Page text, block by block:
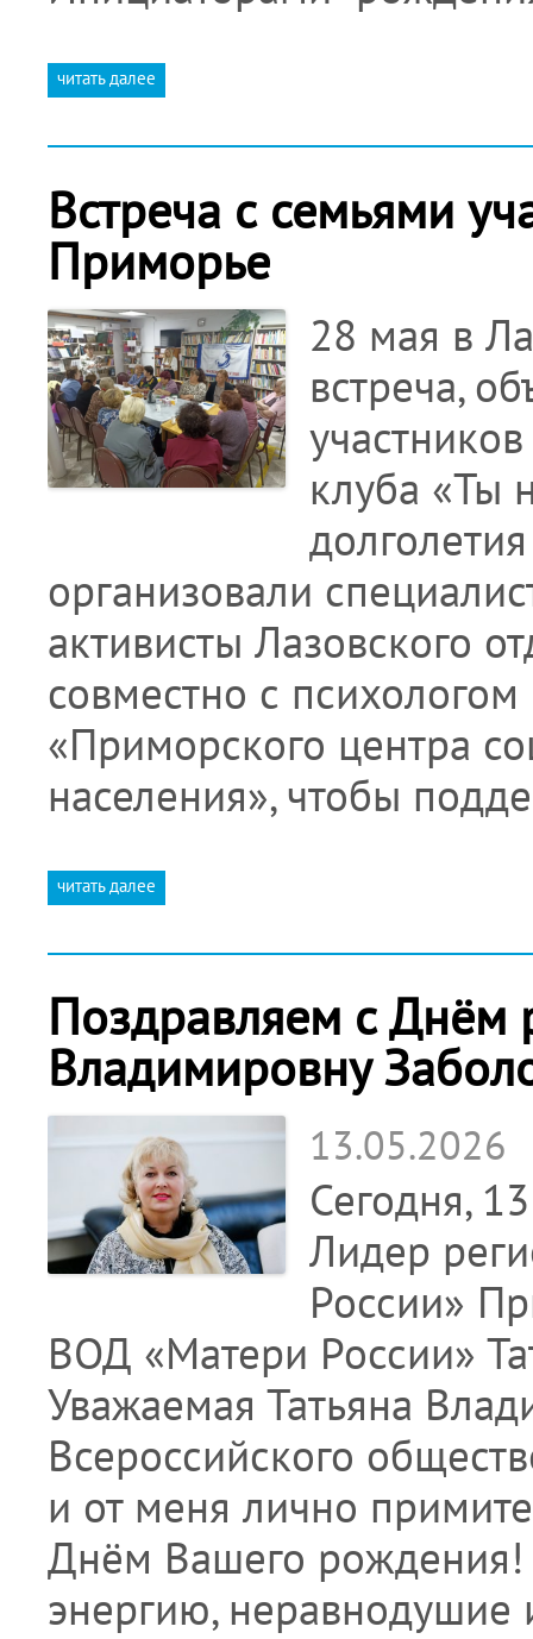
читать далее
Встреча с семьями
Приморье
28 мая в
встреча,
клуба «Ты
организовали
активисты Лазовского
совместно с
«Приморского центра
населения», чтобы
читать далее
Поздравляем с Днём
Владимировну
13.05.2026
Сегодня,
Лидер
России»
ВОД «Матери России»
Уважаемая Татьяна
Всероссийского
и от меня лично
Днём Вашего
энергию,